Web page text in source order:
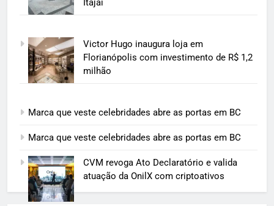
Victor Hugo inaugura loja em
Florianópolis com investimento de R$ 1,2
milhão
Marca que veste celebridades abre as portas em BC
Marca que veste celebridades abre as portas em BC
CVM revoga Ato Declaratório e valida
atuação da OnilX com criptoativos